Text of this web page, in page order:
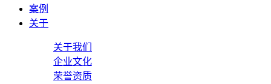
案例
关于
关于我们
企业文化
荣誉资质